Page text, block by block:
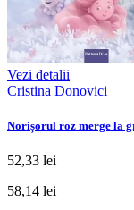
Vezi detalii
Cristina Donovici
Norișorul roz merge la
52,33 lei
58,14 lei